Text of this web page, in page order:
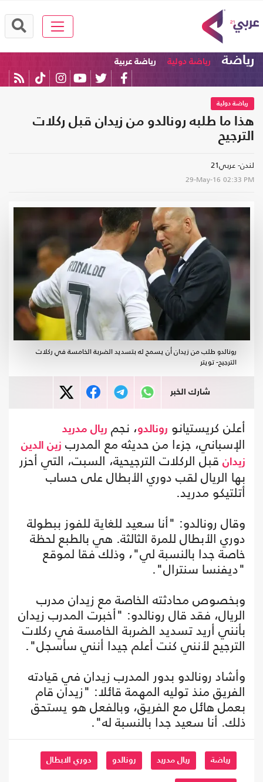
رياضة رياضة دولية رياضة عربية
رياضة دولية
هذا ما طلبه رونالدو من زيدان قبل ركلات
الترجيح
لندن- عربي21
29-May-16 02:33 PM
رونالدو طلب من زيدان أن يسمح له بتسديد الضربة الخامسة في ركلات
الترجيح- تويتر
شارك الخبر
أعلن كريستيانو رونالدو، نجم ريال مدريد
الإسباني، جزءا من حديثه مع المدرب زين الدين
زيدان قبل الركلات الترجيحية، السبت، التي أحزر
بها الريال لقب دوري الأبطال على حساب
أتلتيكو مدريد.
وقال رونالدو: "أنا سعيد للغاية للفوز ببطولة
دوري الأبطال للمرة الثالثة. هي بالطبع لحظة
خاصة جدا بالنسبة لي"، وذلك فقا لموقع
"ديفنسا سنترال".
وبخصوص محادثته الخاصة مع زيدان مدرب
الريال، فقد قال رونالدو: "أخبرت المدرب زيدان
بأنني أريد تسديد الضربة الخامسة في ركلات
الترجيح لأنني كنت أعلم جيدا أنني سأسجل".
وأشاد رونالدو بدور المدرب زيدان في قيادته
الفريق منذ توليه المهمة قائلا: "زيدان قام
بعمل هائل مع الفريق، وبالفعل هو يستحق
ذلك. أنا سعيد جدا بالنسبة له".
رياضة ريال مدريد رونالدو دوري الابطال